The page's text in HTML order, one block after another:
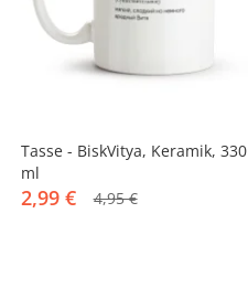
-40%
Tasse - BiskVitya, Keramik, 330
ml
2,99 € 4,95 €